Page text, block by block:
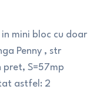
mini bloc cu doar
Penny , str
pret, S=57mp
astfel: 2